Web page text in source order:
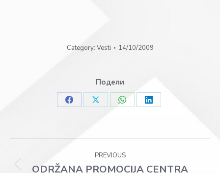
Category: Vesti 14/10/2009
Подели
Share
Share
Share
Share
PREVIOUS
Previous
ODRŽANA PROMOCIJA CENTRA